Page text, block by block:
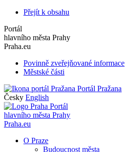
Přejít k obsahu
Portál
hlavního města Prahy
Praha.eu
Povinně zveřejňované informace
Městské části
Portál Pražana
Česky English
Portál
hlavního města Prahy
Praha.eu
O Praze
Budoucnost města